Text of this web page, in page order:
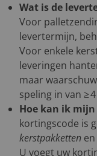
Wat is de
Voor
levertermijn,
Voor enkele
leveringen
maar
speling in van ≥
Hoe kan ik
kortingscode is
kerstpakketten
U voegt uw